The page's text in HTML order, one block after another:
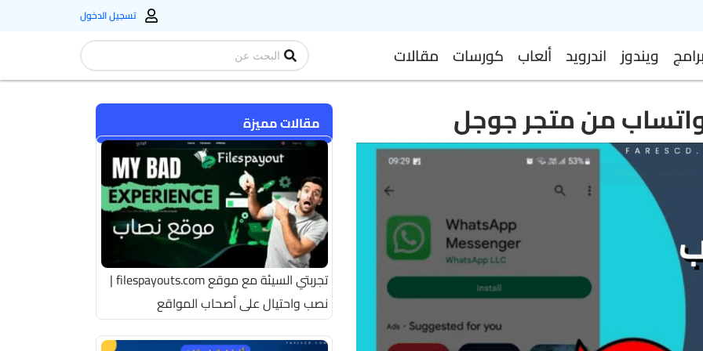
تسجيل الدخول
برامج ويندوز اندرويد ألعاب كورسات مقالات
Search
...
من متجر جوجل مقالات مميزة
تجربتي السيئة مع موقع filespayouts.com |
نصب واحتيال على أصحاب المواقع